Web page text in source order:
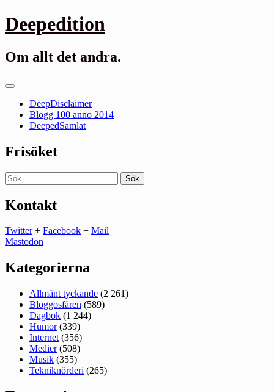
Gå
till
Deepedition
Om allt det andra.
Primär
DeepDisclaimer
Blogg 100 anno 2014
DeepedSamlat
Frisöket
Sök
efter:
Kontakt
Twitter+ Facebook + Mail
Mastodon
Kategorierna
Allmänt tyckande (2 261)
Bloggosfären (589)
Dagbok (1 244)
Humor(339)
Internet (356)
Medier(508)
Musik (355)
Tekniknörderi (265)